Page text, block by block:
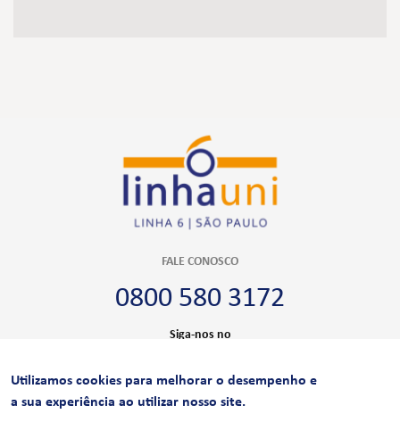
FALE CONOSCO
0800 580 3172
Siga-nos no
CERTIFICAÇÕES
Utilizamos cookies para melhorar o desempenho e
a sua experiência ao utilizar nosso site.